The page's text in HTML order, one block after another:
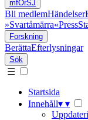
mfÖrSJ
Bli medlemHändelser
»Svartåmärra«Press
Forskning
BerättaEfterlysningar
Sök
☰
Startsida
Innehåll▾ ▾